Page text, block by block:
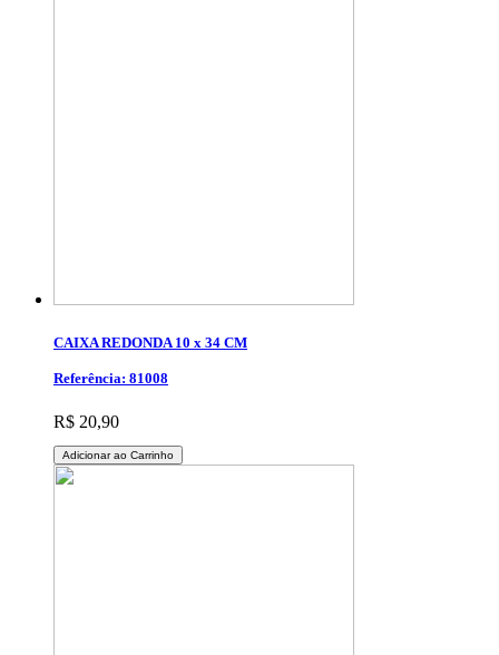
CAIXA REDONDA 10 x 34 CM
Referência: 81008
R$ 20,90
Adicionar ao Carrinho